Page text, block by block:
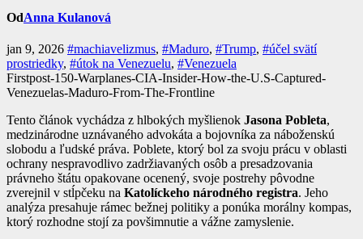
OdAnna Kulanová
jan 9, 2026 #machiavelizmus, #Maduro, #Trump, #účel svätí
prostriedky, #útok na Venezuelu, #Venezuela
Firstpost-150-Warplanes-CIA-Insider-How-the-U.S-Captured-
Venezuelas-Maduro-From-The-Frontline
Tento článok vychádza z hlbokých myšlienok Jasona Pobleta,
medzinárodne uznávaného advokáta a bojovníka za náboženskú
slobodu a ľudské práva. Poblete, ktorý bol za svoju prácu v oblasti
ochrany nespravodlivo zadržiavaných osôb a presadzovania
právneho štátu opakovane ocenený, svoje postrehy pôvodne
zverejnil v stĺpčeku na Katolíckeho národného registra. Jeho
analýza presahuje rámec bežnej politiky a ponúka morálny kompas,
ktorý rozhodne stojí za povšimnutie a vážne zamyslenie.